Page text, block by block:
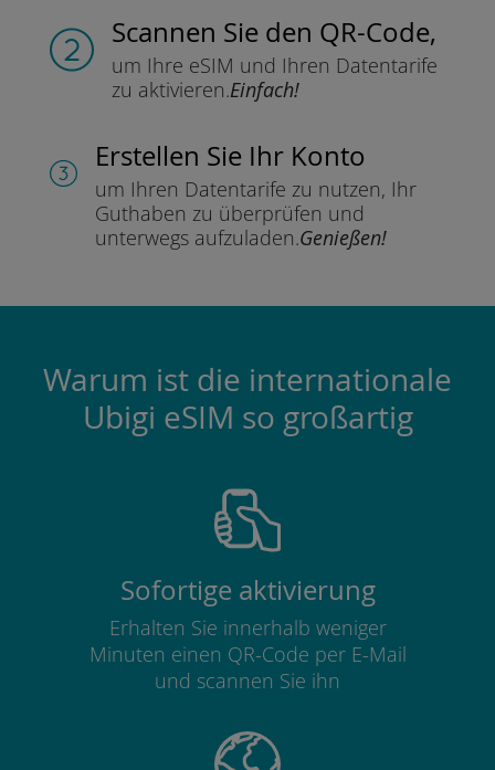
Scannen Sie den QR-Code,
um Ihre eSIM und Ihren Datentarife
zu aktivieren.Einfach!
Erstellen Sie Ihr Konto
um Ihren Datentarife zu nutzen, Ihr
Guthaben zu überprüfen und
unterwegs aufzuladen.Genießen!
Warum ist die internationale
Ubigi eSIM so großartig
Sofortige aktivierung
Erhalten Sie innerhalb weniger
Minuten einen QR-Code per E-Mail
und scannen Sie ihn